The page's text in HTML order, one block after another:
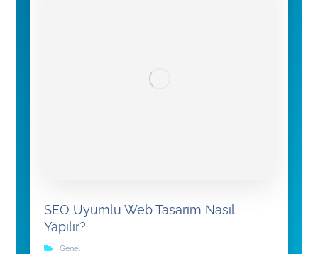
SEO Uyumlu Web Tasarım Nasıl
Yapılır?
Genel